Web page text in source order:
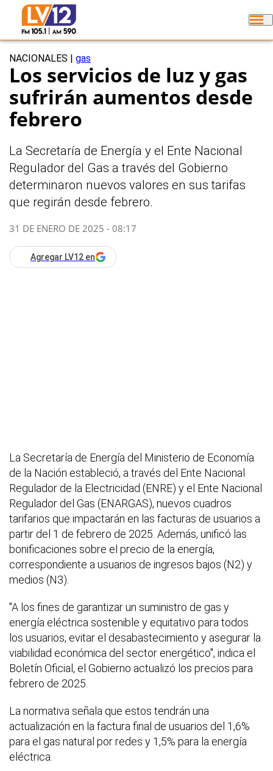
NACIONALES gas
Los servicios de luz y gas
sufrirán aumentos desde
febrero
La Secretaría de Energía y el Ente Nacional
Regulador del Gas a través del Gobierno
determinaron nuevos valores en sus tarifas
que regirán desde febrero.
31 DE ENERO DE 2025 - 08:17
Agregar LV12 en
La Secretaría de Energía del Ministerio de Economía
de la Nación estableció, a través del Ente Nacional
Regulador de la Electricidad (ENRE) y el Ente Nacional
Regulador del Gas (ENARGAS), nuevos cuadros
tarifarios que impactarán en las facturas de usuarios a
partir del 1 de febrero de 2025. Además, unificó las
bonificaciones sobre el precio de la energía,
correspondiente a usuarios de ingresos bajos (N2) y
medios (N3).
"A los fines de garantizar un suministro de gas y
energía eléctrica sostenible y equitativo para todos
los usuarios, evitar el desabastecimiento y asegurar la
viabilidad económica del sector energético", indica el
Boletín Oficial, el Gobierno actualizó los precios para
febrero de 2025.
La normativa señala que estos tendrán una
actualización en la factura final de usuarios del 1,6%
para el gas natural por redes y 1,5% para la energía
eléctrica.